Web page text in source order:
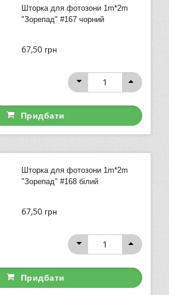
Шторка для фотозони 1m*2m
"Зорепад" #167 чорний
67,50 грн
Придбати
Шторка для фотозони 1m*2m
"Зорепад" #168 білий
67,50 грн
Придбати